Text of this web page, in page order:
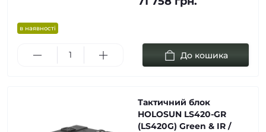
в наявності
До кошика
Тактичний блок
HOLOSUN LS420-GR
(LS420G) Green & IR /